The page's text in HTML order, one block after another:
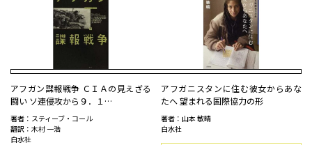
アフガン諜報戦争 ＣＩＡの見えざる
闘い ソ連侵攻から９．１…
著者：スティーブ・コール
翻訳：木村 一浩
白水社
アフガニスタンに住む彼女からあな
たへ 望まれる国際協力の形
著者：山本 敏晴
白水社